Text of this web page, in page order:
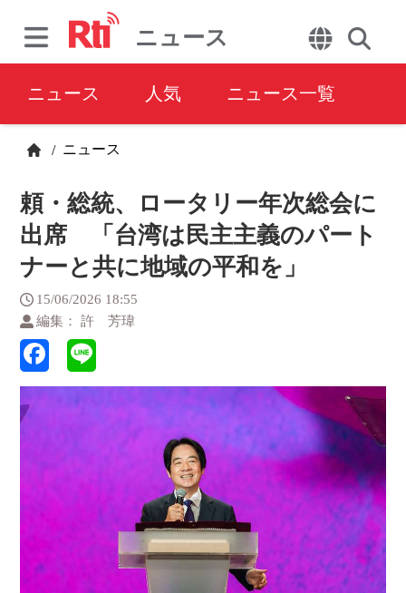
ニュース
ニュース 人気 ニュース一覧
/ ニュース
頼・総統、ロータリー年次総会に
出席 「台湾は民主主義のパート
ナーと共に地域の平和を」
15/06/2026 18:55
編集： 許 芳瑋